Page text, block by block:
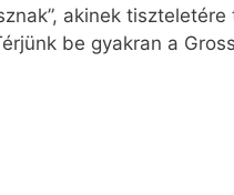
akinek
be gyakran a